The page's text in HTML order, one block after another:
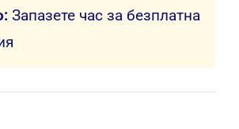
Запазете час за безплатна